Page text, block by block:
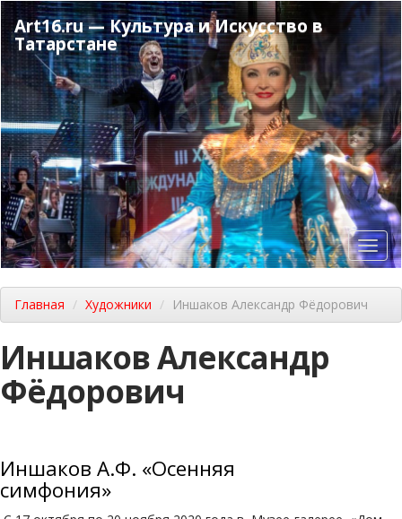
Перейти
к
основному
содержанию
Art16.ru — Культура и Искусство в
Татарстане
Главная Художники Иншаков Александр Фёдорович
Иншаков Александр
Фёдорович
Иншаков А.Ф. «Осенняя
симфония»